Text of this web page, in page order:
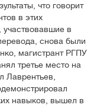
что говорит
в этих
участвовавшие в
снова были
магистрант РГПУ
третье место на
Лаврентьев,
навыков, вышел в